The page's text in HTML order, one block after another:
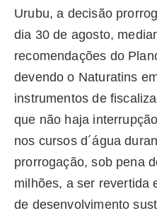
Urubu, a decisão
dia 30 de agosto,
recomendações do
devendo o Naturatins
instrumentos de
que não haja
nos cursos d´água
prorrogação, sob pena
milhões, a ser revertida
de desenvolvimento